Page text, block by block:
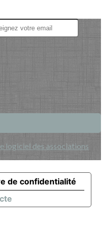
logiciel des associations
de confidentialité